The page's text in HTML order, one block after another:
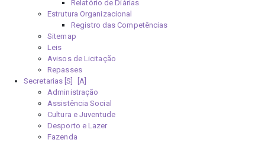
Relatório de Diárias
Estrutura Organizacional
Registro das Competências
Sitemap
Leis
Avisos de Licitação
Repasses
Secretarias [S]
Administração
Assistência Social
Cultura e Juventude
Desporto e Lazer
Fazenda